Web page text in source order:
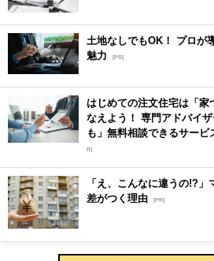
土地なしでもOK！ プロが
魅力
[PR]
はじめての注文住宅は「家
なえよう！ 専門アドバイ
も」無料相談できるサー
R]
「え、こんなに違うの!?
差がつく理由 [PR]